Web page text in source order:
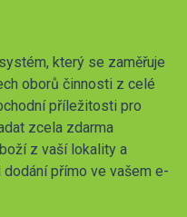
který se zaměřuje
oborů činnosti z celé
příležitosti pro
zcela zdarma
z vaší lokality a
přímo ve vašem e-